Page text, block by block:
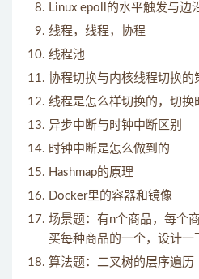
Linux epoll的水平触发与边
线程，线程，协程
线程池
协程切换与内核线程切换的
线程是怎么样切换的，切换
异步中断与时钟中断区别
时钟中断是怎么做到的
Hashmap的原理
Docker里的容器和镜像
场景题：有n个商品，每个
买每种商品的一个，设计一
算法题：二叉树的层序遍历